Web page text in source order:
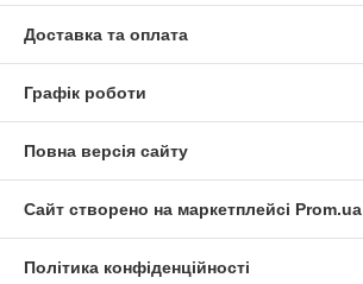
Доставка та оплата
Графік роботи
Повна версія сайту
Сайт створено на маркетплейсі Prom.ua
Політика конфіденційності